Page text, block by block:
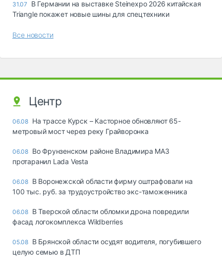
31.07
В Германии на выставке Steinexpo 2026 китайская
Triangle покажет новые шины для спецтехники
Все новости
Центр
06.08 На трассе Курск – Касторное обновляют 65-
метровый мост через реку Грайворонка
06.08 Во Фрунзенском районе Владимира МАЗ
протаранил Lada Vesta
06.08 В Воронежской области фирму оштрафовали на
100 тыс. руб. за трудоустройство экс-таможенника
06.08 В Тверской области обломки дрона повредили
фасад логокомплекса Wildberries
05.08 В Брянской области осудят водителя, погубившего
целую семью в ДТП